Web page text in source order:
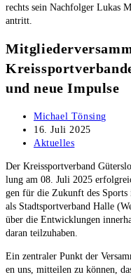
rechts sein Nachfolger Lukas
antritt.
und neue Impulse
Beitrags-
Autor:
Michael Tönsing
Beitrag
veröffentlicht:
16. Juli 2025
Beitrags-
Aktuelles
Der Kreis­sport­ver­band
lung am 08. Juli 2025
gen für die Zukunft des
als Stadt­sport­ver­band Hal­le
über die Ent­wick­lun­gen
dar­an teilzuhaben.
Ein zen­tra­ler Punkt der
en uns, mit­tei­len zu kön­nen,